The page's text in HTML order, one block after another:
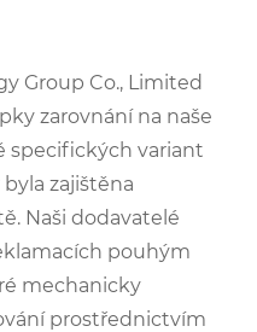
Group Co., Limited
zarovnání na naše
specifických variant
byla zajištěna
Naši dodavatelé
pouhým
mechanicky
prostřednictvím